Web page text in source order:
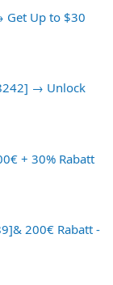
Get Up to $30
→ Unlock
+ 30% Rabatt
200€ Rabatt -